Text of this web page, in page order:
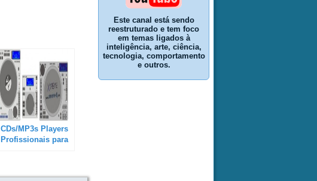
CDs/MP3s Players
Profissionais para
Este canal está sendo
reestruturado e tem foco
em temas ligados à
inteligência, arte, ciência,
tecnologia, comportamento
e outros.